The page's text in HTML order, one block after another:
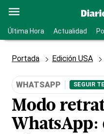
Última Hora Actualidad
Portada Edición USA
WHATSAPP SEGUIR
Modo
WhatsApp: